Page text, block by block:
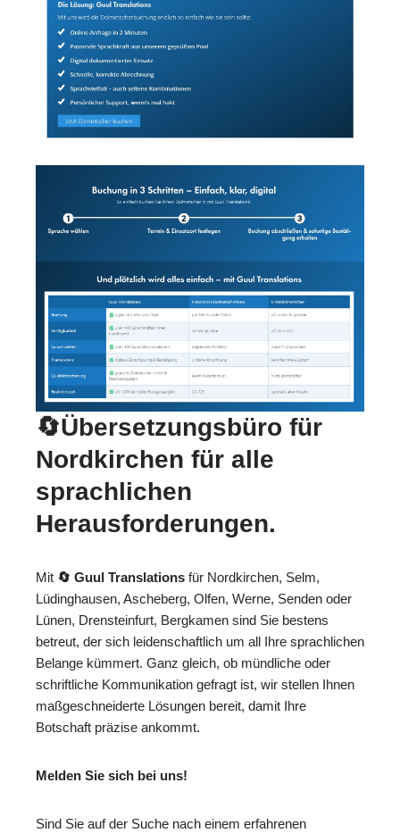
🔄Übersetzungsbüro für
Nordkirchen für alle
sprachlichen
Herausforderungen.
Mit 🔄 Guul Translations für Nordkirchen, Selm,
Lüdinghausen, Ascheberg, Olfen, Werne, Senden oder
Lünen, Drensteinfurt, Bergkamen sind Sie bestens
betreut, der sich leidenschaftlich um all Ihre sprachlichen
Belange kümmert. Ganz gleich, ob mündliche oder
schriftliche Kommunikation gefragt ist, wir stellen Ihnen
maßgeschneiderte Lösungen bereit, damit Ihre
Botschaft präzise ankommt.
Melden Sie sich bei uns!
Sind Sie auf der Suche nach einem erfahrenen